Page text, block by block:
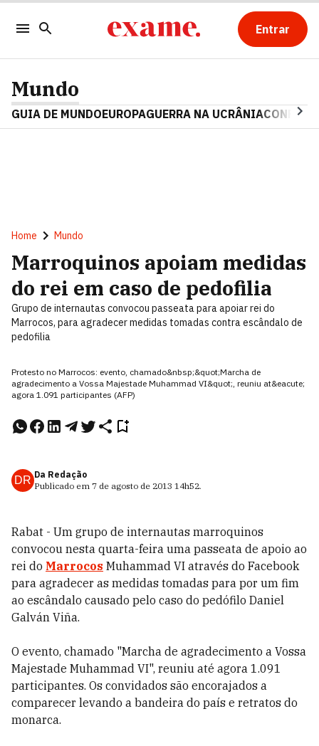
Entrar
Mundo
GUIA DE MUNDOEUROPAGUERRA NA UCRÂNIA
Home Mundo
Marroquinos apoiam medidas
do rei em caso de pedofilia
Grupo de internautas convocou passeata para apoiar rei do
Marrocos, para agradecer medidas tomadas contra escândalo de
pedofilia
Protesto no Marrocos: evento, chamado&nbsp;&quot;Marcha de
agradecimento a Vossa Majestade Muhammad VI&quot;, reuniu at&eacute;
agora 1.091 participantes (AFP)
DR Da Redação
Publicado em 7 de agosto de 2013 14h52.
Rabat - Um grupo de internautas marroquinos
convocou nesta quarta-feira uma passeata de apoio ao
rei do Marrocos Muhammad VI através do Facebook
para agradecer as medidas tomadas para por um fim
ao escândalo causado pelo caso do pedófilo Daniel
Galván Viña.
O evento, chamado "Marcha de agradecimento a Vossa
Majestade Muhammad VI", reuniu até agora 1.091
participantes. Os convidados são encorajados a
comparecer levando a bandeira do país e retratos do
monarca.